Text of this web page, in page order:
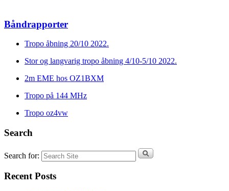
Båndrapporter
Tropo åbning 20/10 2022.
Stor og langvarig tropo åbning 4/10-5/10 2022.
2m EME hos OZ1BXM
Tropo på 144 MHz
Tropo oz4vw
Search
Search for:
Recent Posts